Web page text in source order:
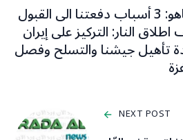
نتنياهو: 3 أسباب دفعتنا الى القبول
النار: التركيز على إيران
تأهيل جيشنا والتسلح وفصل
NEXT POST